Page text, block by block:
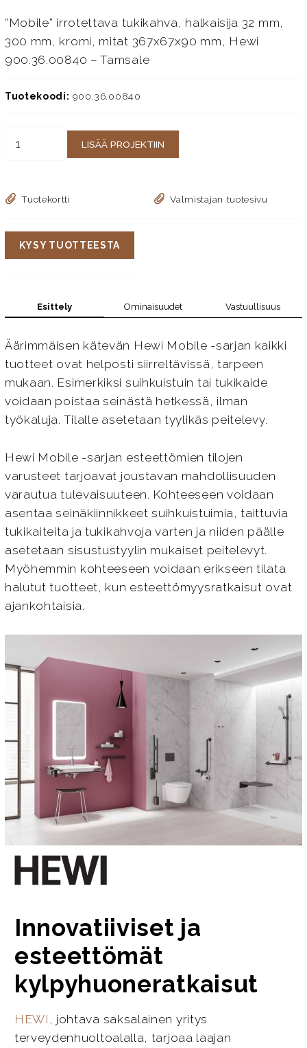
”Mobile” irrotettava tukikahva, halkaisija 32 mm,
300 mm, kromi, mitat 367x67x90 mm, Hewi
900.36.00840 – Tamsale
Tuotekoodi: 900.36.00840
LISÄÄ PROJEKTIIN
Tuotekortti Valmistajan tuotesivu
KYSY TUOTTEESTA
Esittely Ominaisuudet Vastuullisuus
Äärimmäisen kätevän Hewi Mobile -sarjan kaikki
tuotteet ovat helposti siirreltävissä, tarpeen
mukaan. Esimerkiksi suihkuistuin tai tukikaide
voidaan poistaa seinästä hetkessä, ilman
työkaluja. Tilalle asetetaan tyylikäs peitelevy.
Hewi Mobile -sarjan esteettömien tilojen
varusteet tarjoavat joustavan mahdollisuuden
varautua tulevaisuuteen. Kohteeseen voidaan
asentaa seinäkiinnikkeet suihkuistuimia, taittuvia
tukikaiteita ja tukikahvoja varten ja niiden päälle
asetetaan sisustustyylin mukaiset peitelevyt.
Myöhemmin kohteeseen voidaan erikseen tilata
halutut tuotteet, kun esteettömyysratkaisut ovat
ajankohtaisia.
Innovatiiviset ja
esteettömät
kylpyhuoneratkaisut
HEWI , johtava saksalainen yritys
terveydenhuoltoalalla, tarjoaa laajan